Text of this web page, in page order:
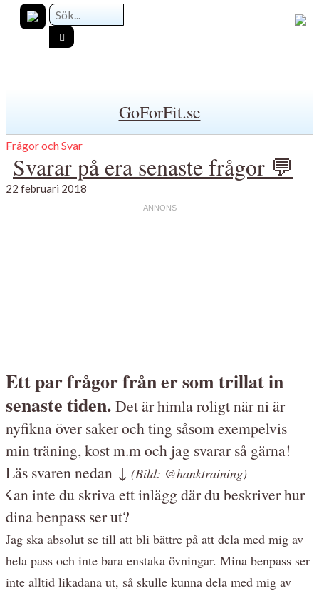
GoForFit.se
Frågor och Svar
Svarar på era senaste frågor 💬
22 februari 2018
Ett par frågor från er som trillat in
senaste tiden. Det är himla roligt när ni är
nyfikna över saker och ting såsom exempelvis
min träning, kost m.m och jag svarar så gärna!
Läs svaren nedan ↓ (Bild: @hanktraining)
inte du skriva ett inlägg där du beskriver hur
dina benpass ser ut?
Jag ska absolut se till att bli bättre på att dela med mig av
hela pass och inte bara enstaka övningar. Mina benpass ser
inte alltid likadana ut, så skulle kunna dela med mig av